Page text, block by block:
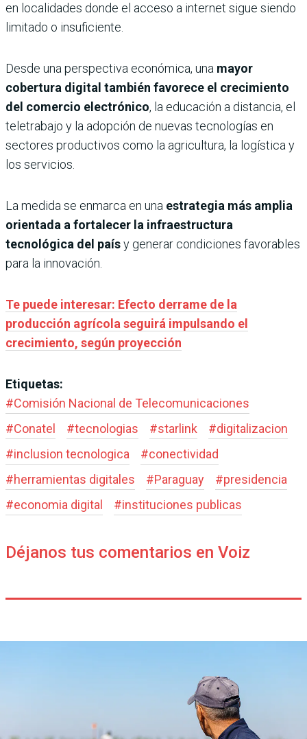
en localidades donde el acceso a internet sigue siendo
limitado o insuficiente.
Desde una perspectiva económica, una mayor
cobertura digital también favorece el crecimiento
del comercio electrónico, la educación a distancia, el
teletrabajo y la adopción de nuevas tecnologías en
sectores productivos como la agricultura, la logística y
los servicios.
La medida se enmarca en una estrategia más amplia
orientada a fortalecer la infraestructura
tecnológica del paísy generar condiciones favorables
para la innovación.
Te puede interesar: Efecto derrame de la
producción agrícola seguirá impulsando el
crecimiento, según proyección
Etiquetas:
#Comisión Nacional de Telecomunicaciones
#Conatel #tecnologias #starlink #digitalizacion
#inclusion tecnologica #conectividad
#herramientas digitales #Paraguay #presidencia
#economia digital #instituciones publicas
Déjanos tus comentarios en Voiz